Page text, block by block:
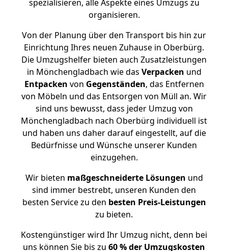
spezialisieren, alle Aspekte eines Umzugs zu
organisieren.
Von der Planung über den Transport bis hin zur
Einrichtung Ihres neuen Zuhause in Oberbürg.
Die Umzugshelfer bieten auch Zusatzleistungen
in Mönchengladbach wie das Verpacken und
Entpacken von Gegenständen, das Entfernen
von Möbeln und das Entsorgen von Müll an. Wir
sind uns bewusst, dass jeder Umzug von
Mönchengladbach nach Oberbürg individuell ist
und haben uns daher darauf eingestellt, auf die
Bedürfnisse und Wünsche unserer Kunden
einzugehen.
Wir bieten maßgeschneiderte Lösungen und
sind immer bestrebt, unseren Kunden den
besten Service zu den besten Preis-Leistungen
zu bieten.
Kostengünstiger wird Ihr Umzug nicht, denn bei
uns können Sie bis zu 60 % der Umzugskosten